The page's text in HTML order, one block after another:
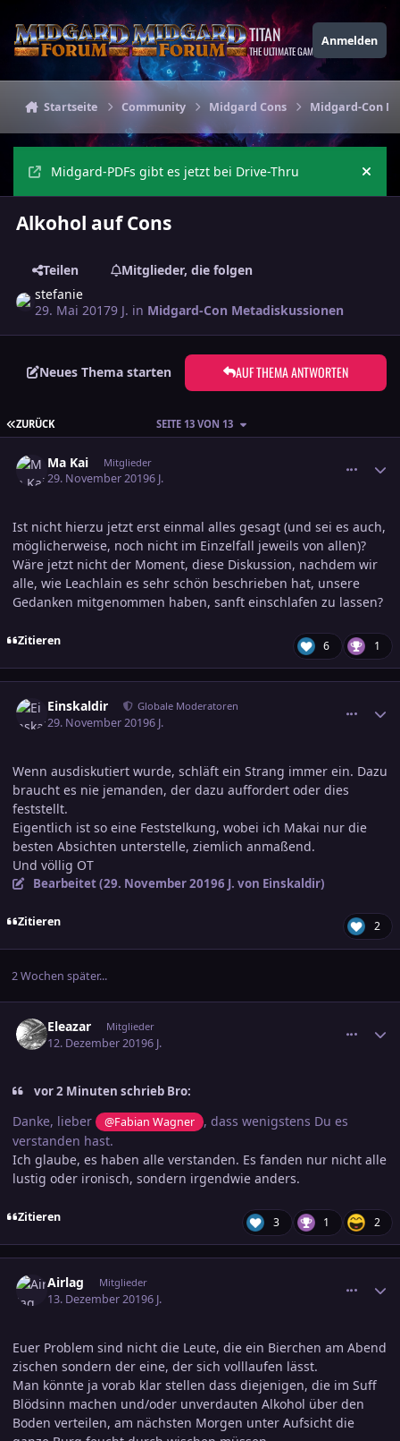
TITAN
THE ULTIMATE GAMING THEME
Anmelden
Startseite Community Midgard Cons Midgard-Con
Midgard-PDFs gibt es jetzt bei Drive-Thru
Alkohol auf Cons
Teilen
Mitglieder, die folgen
stefanie
29. Mai 20179 J. in Midgard-Con Metadiskussionen
Neues Thema starten AUF THEMA ANTWORTEN
ERSTE SEITE
ZURÜCK SEITE 13 VON 13
Ma Kai Mitglieder
29. November 20196 J.
Ist nicht hierzu jetzt erst einmal alles gesagt (und sei es auch,
möglicherweise, noch nicht im Einzelfall jeweils von allen)?
Wäre jetzt nicht der Moment, diese Diskussion, nachdem wir
alle, wie Leachlain es sehr schön beschrieben hat, unsere
Gedanken mitgenommen haben, sanft einschlafen zu lassen?
Zitieren 6 1
Einskaldir Globale Moderatoren
29. November 20196 J.
Wenn ausdiskutiert wurde, schläft ein Strang immer ein. Dazu
braucht es nie jemanden, der dazu auffordert oder dies
feststellt.
Eigentlich ist so eine Feststelkung, wobei ich Makai nur die
besten Absichten unterstelle, ziemlich anmaßend.
Und völlig OT
Bearbeitet (29. November 20196 J. von Einskaldir)
Zitieren 2
2 Wochen später...
Eleazar Mitglieder
12. Dezember 20196 J.
vor 2 Minuten schrieb Bro:
Danke, lieber @Fabian Wagner
, dass wenigstens Du es
verstanden hast.
Ich glaube, es haben alle verstanden. Es fanden nur nicht alle
lustig oder ironisch, sondern irgendwie anders.
Zitieren 3 1 2
Airlag Mitglieder
13. Dezember 20196 J.
Euer Problem sind nicht die Leute, die ein Bierchen am Abend
zischen sondern der eine, der sich volllaufen lässt.
Man könnte ja vorab klar stellen dass diejenigen, die im Suff
Blödsinn machen und/oder unverdauten Alkohol über den
Boden verteilen, am nächsten Morgen unter Aufsicht die